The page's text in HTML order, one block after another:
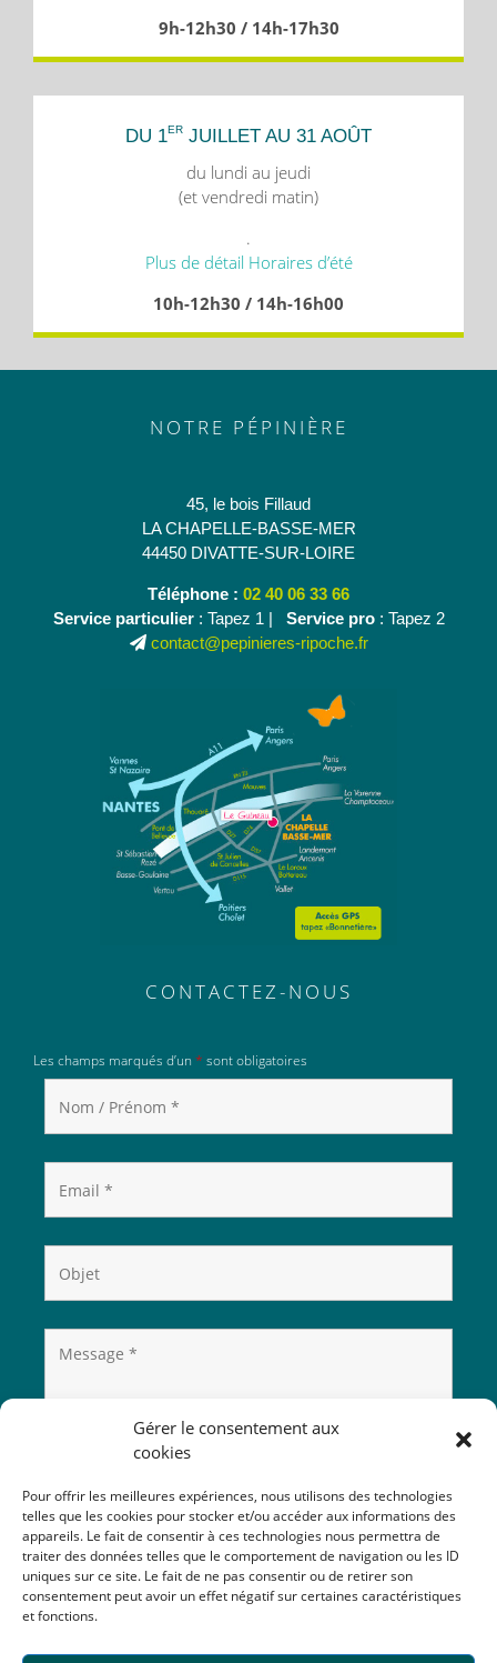
Gérer le consentement aux
cookies
Pour offrir les meilleures expériences, nous utilisons des technologies
telles que les cookies pour stocker et/ou accéder aux informations des
appareils. Le fait de consentir à ces technologies nous permettra de
traiter des données telles que le comportement de navigation ou les ID
uniques sur ce site. Le fait de ne pas consentir ou de retirer son
consentement peut avoir un effet négatif sur certaines caractéristiques
et fonctions.
9h-12h30 / 14h-17h30
DU 1ER JUILLET AU 31 AOÛT
du lundi au jeudi
(et vendredi matin)
.
Plus de détail Horaires d’été
10h-12h30 / 14h-16h00
NOTRE PÉPINIÈRE
45, le bois Fillaud
LA CHAPELLE-BASSE-MER
44450 DIVATTE-SUR-LOIRE
Téléphone : 02 40 06 33 66
Service particulier: Tapez 1 | Service pro: Tapez 2
contact@pepinieres-ripoche.fr
CONTACTEZ-NOUS
Les champs marqués d’un * sont obligatoires